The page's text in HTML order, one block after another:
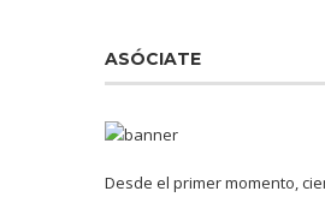
ASÓCIATE
Desde el primer momento,